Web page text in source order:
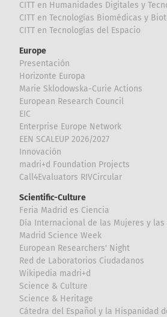
CITT en Humanidades Digitales y
CITT en Tecnologías Biomédicas y
CITT en Tecnologías del Espacio
Europe
Presentación
Horizonte Europa
Marie Sklodowska-Curie Actions
European Research Council
EIC
Enterprise Europe Network
EEN SCALEUP 2026/2027
Innovación
madri+d Foundation Projects
Call4Evaluators RIVCircular
Scientific-Culture
Feria Madrid es Ciencia
Día Internacional de las Mujeres y
Madrid Science Week
European Researchers' Night
Red de Laboratorios Ciudadanos
Wikipedia madri+d
Science & Culture
Science & Heritage
Cátedra del Español y la Hispanidad